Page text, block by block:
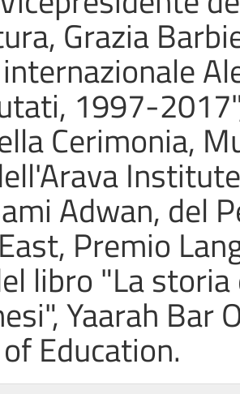
Grazia
1997-
Cerimonia,
Adwan, del
Premio
libro "La
Yaarah Bar
Education.